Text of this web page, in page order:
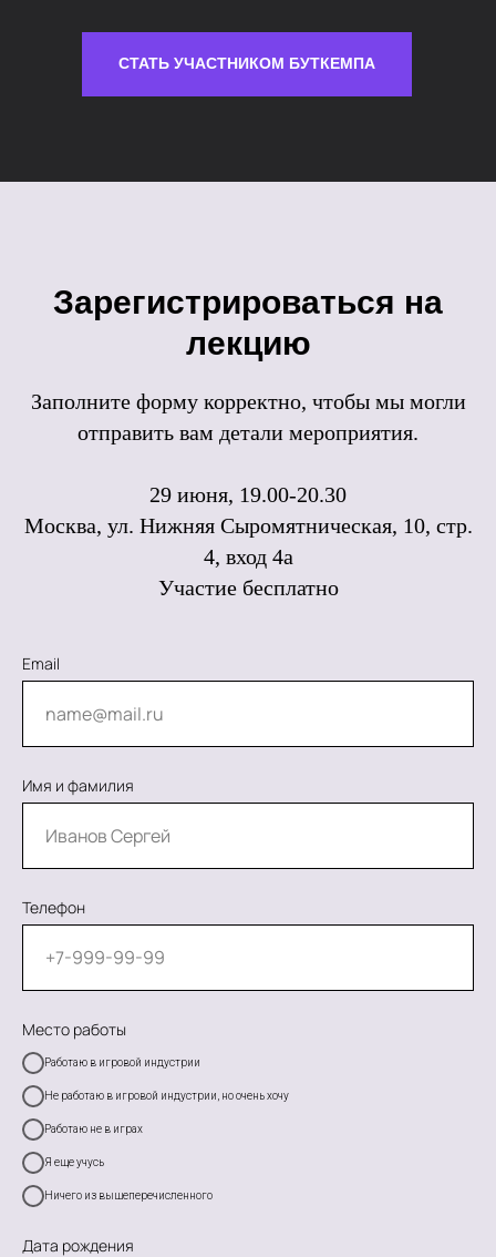
СТАТЬ УЧАСТНИКОМ БУТКЕМПА
Зарегистрироваться на
лекцию
Заполните форму корректно, чтобы мы могли
отправить вам детали мероприятия.
29 июня, 19.00-20.30
Москва, ул. Нижняя Сыромятническая, 10, стр.
4, вход 4а
Участие бесплатно
Email
Имя и фамилия
Телефон
Место работы
Работаю в игровой индустрии
Не работаю в игровой индустрии, но очень хочу
Работаю не в играх
Я еще учусь
Ничего из вышеперечисленного
Дата рождения
Центр дизайна Artplay
Работы студентов
Блог
Лицензия
Способы оплаты и правила возврата
образовательной деятельности АНО ВО